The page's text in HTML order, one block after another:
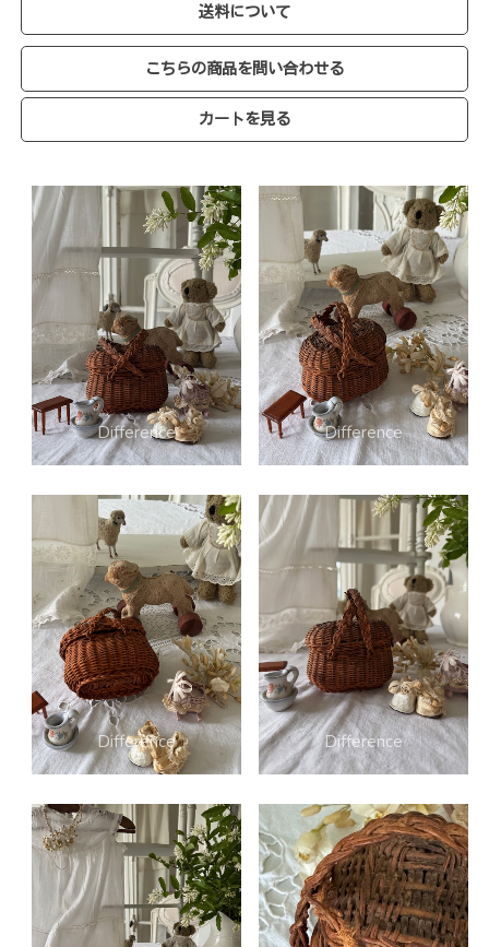
送料について
こちらの商品を問い合わせる
カートを見る